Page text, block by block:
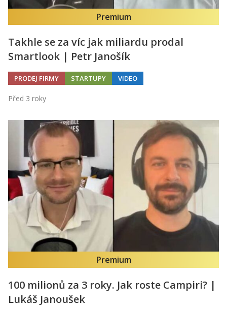
Premium
Takhle se za víc jak miliardu prodal
Smartlook | Petr Janošík
PRODEJ FIRMY STARTUPY VIDEO
Před 3 roky
Premium
100 milionů za 3 roky. Jak roste Campiri? |
Lukáš Janoušek